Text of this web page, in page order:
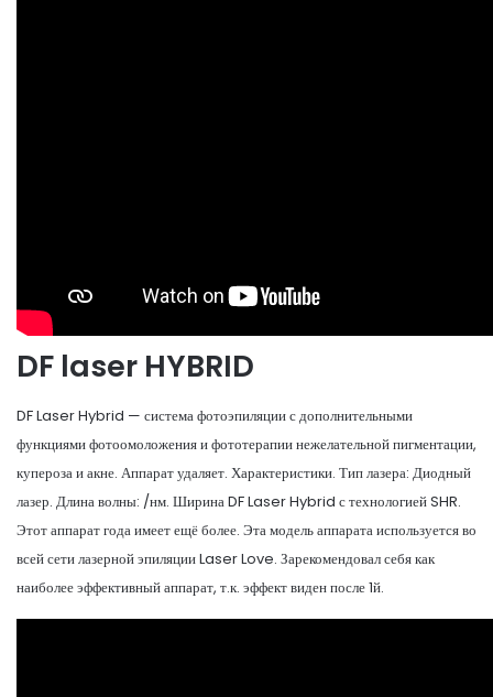
DF laser HYBRID
DF Laser Hybrid — система фотоэпиляции с дополнительными
функциями фотоомоложения и фототерапии нежелательной пигментации,
купероза и акне. Аппарат удаляет. Характеристики. Тип лазера: Диодный
лазер. Длина волны: /нм. Ширина DF Laser Hybrid с технологией SHR.
Этот аппарат года имеет ещё более. Эта модель аппарата используется во
всей сети лазерной эпиляции Laser Love. Зарекомендовал себя как
наиболее эффективный аппарат, т.к. эффект виден после 1й.